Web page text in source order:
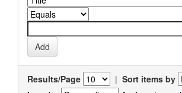
Results/Page | Sort items by